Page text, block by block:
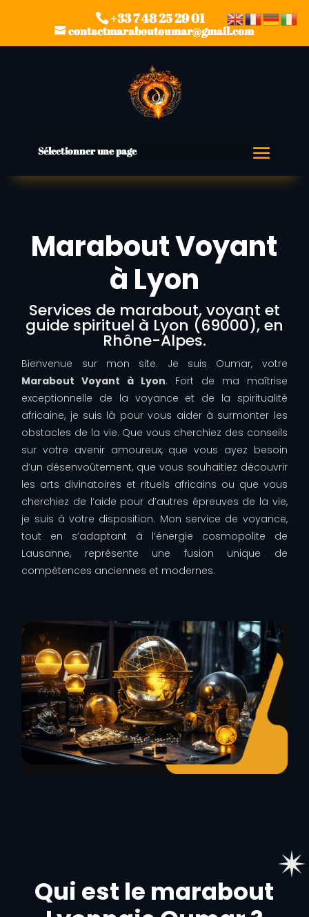
+33 7 48 25 29 01
contactmaraboutoumar@gmail.com
Sélectionner une page
Marabout Voyant
à Lyon
Services de marabout, voyant et
guide spirituel à Lyon (69000), en
Rhône-Alpes.
Bienvenue sur mon site. Je suis Oumar, votre
Marabout Voyant à Lyon. Fort de ma maîtrise
exceptionnelle de la voyance et de la spiritualité
africaine, je suis là pour vous aider à surmonter les
obstacles de la vie. Que vous cherchiez des conseils
sur votre avenir amoureux, que vous ayez besoin
d’un désenvoûtement, que vous souhaitiez découvrir
les arts divinatoires et rituels africains ou que vous
cherchiez de l’aide pour d’autres épreuves de la vie,
je suis à votre disposition. Mon service de voyance,
tout en s’adaptant à l’énergie cosmopolite de
Lausanne, représente une fusion unique de
compétences anciennes et modernes.
Qui est le marabout